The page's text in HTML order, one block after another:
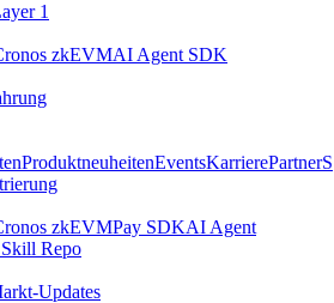
1
zkEVMAI Agent SDK
ProduktneuheitenEventsKarrierePartnerS
zkEVMPay SDKAI Agent
Repo
Updates